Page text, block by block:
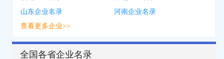
山东企业名录
河南企业名录
查看更多企业>>
全国各省企业名录